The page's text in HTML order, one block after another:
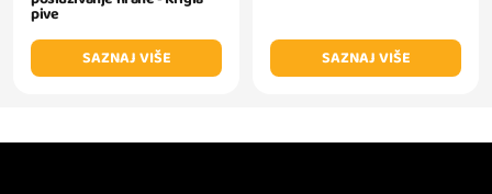
pive
SAZNAJ VIŠE
SAZNAJ VIŠE